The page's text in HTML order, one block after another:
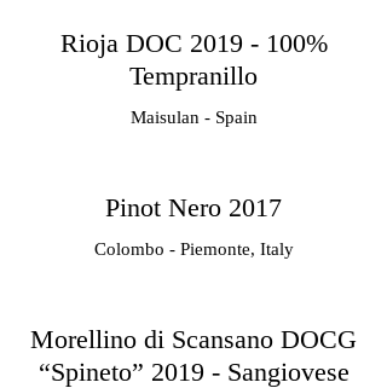
Rioja DOC 2019 - 100%
Tempranillo
Maisulan - Spain
Pinot Nero 2017
Colombo - Piemonte, Italy
Morellino di Scansano DOCG
“Spineto” 2019 - Sangiovese